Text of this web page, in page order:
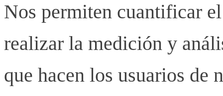
Nos permiten cuantificar
realizar la medición y
que hacen los usuarios de